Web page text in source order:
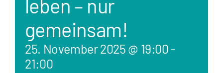
leben – nur
gemeinsam!
25. November 2025 @ 19:00 -
21:00